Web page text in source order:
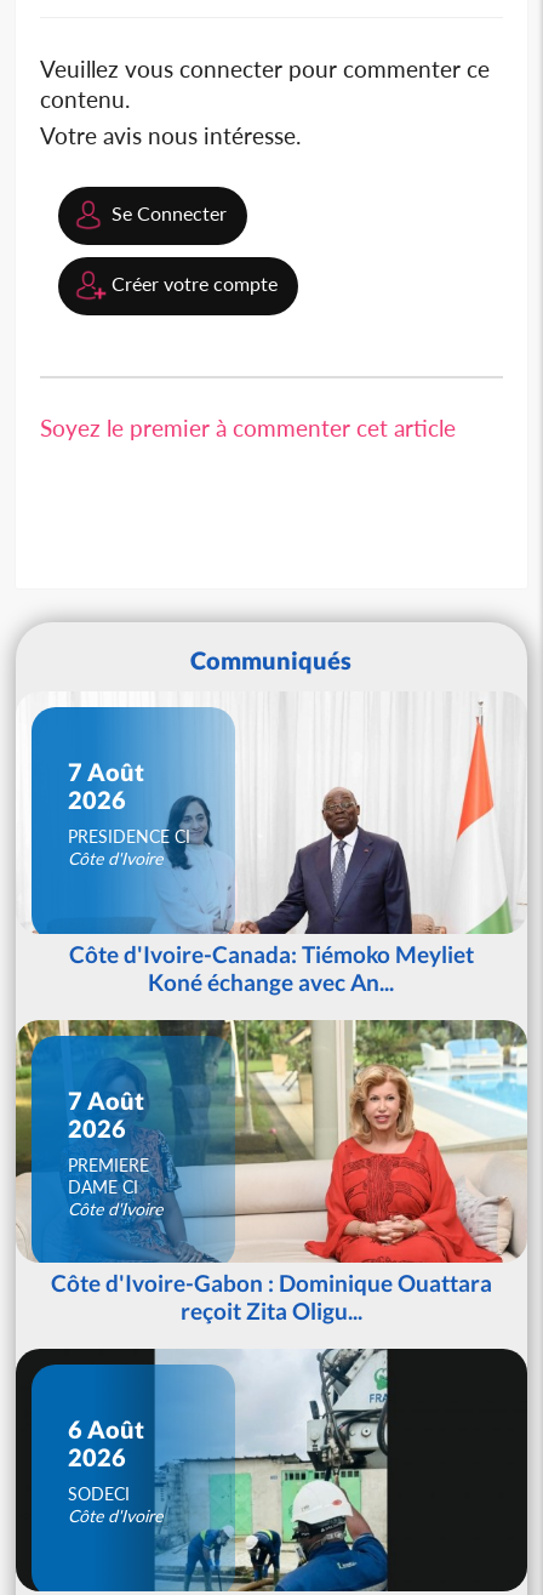
Veuillez vous connecter pour commenter ce
contenu.
Votre avis nous intéresse.
Se Connecter
Créer votre compte
Soyez le premier à commenter cet article
Communiqués
7 Août
2026
PRESIDENCE CI
Côte d'Ivoire
Côte d'Ivoire-Canada: Tiémoko Meyliet
Koné échange avec An...
7 Août
2026
PREMIERE
DAME CI
Côte d'Ivoire
Côte d'Ivoire-Gabon : Dominique Ouattara
reçoit Zita Oligu...
6 Août
2026
SODECI
Côte d'Ivoire